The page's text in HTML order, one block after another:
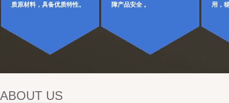
质原材料，具备优质特性。 障产品安全 。 用，
ABOUT US